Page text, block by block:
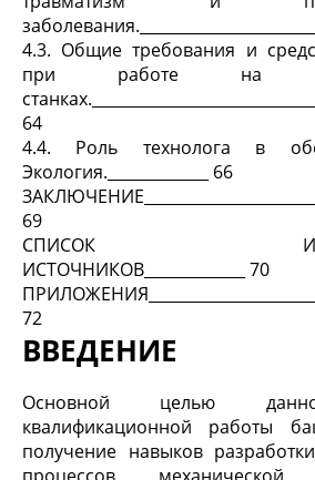
4.3. Общие требования и
при работе на
64
4.4. Роль технолога в
Экология._____________ 66
69
СПИСОК
ИСТОЧНИКОВ_____________ 70
72
ВВЕДЕНИЕ
Основной целью
квалификационной работы
получение навыков